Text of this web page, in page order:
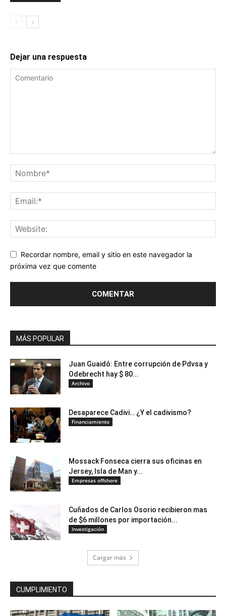
Dejar una respuesta
Recordar nombre, email y sitio en este navegador la
próxima vez que comente
MÁS POPULAR
Juan Guaidó: Entre corrupción de Pdvsa y
Odebrecht hay $ 80...
Archivo
Desaparece Cadivi… ¿Y el cadivismo?
Financiamiento
Mossack Fonseca cierra sus oficinas en
Jersey, Isla de Man y...
Empresas offshore
Cuñados de Carlos Osorio recibieron mas
de $6 millones por importación...
Investigación
Cargar más
CUMPLIMIENTO